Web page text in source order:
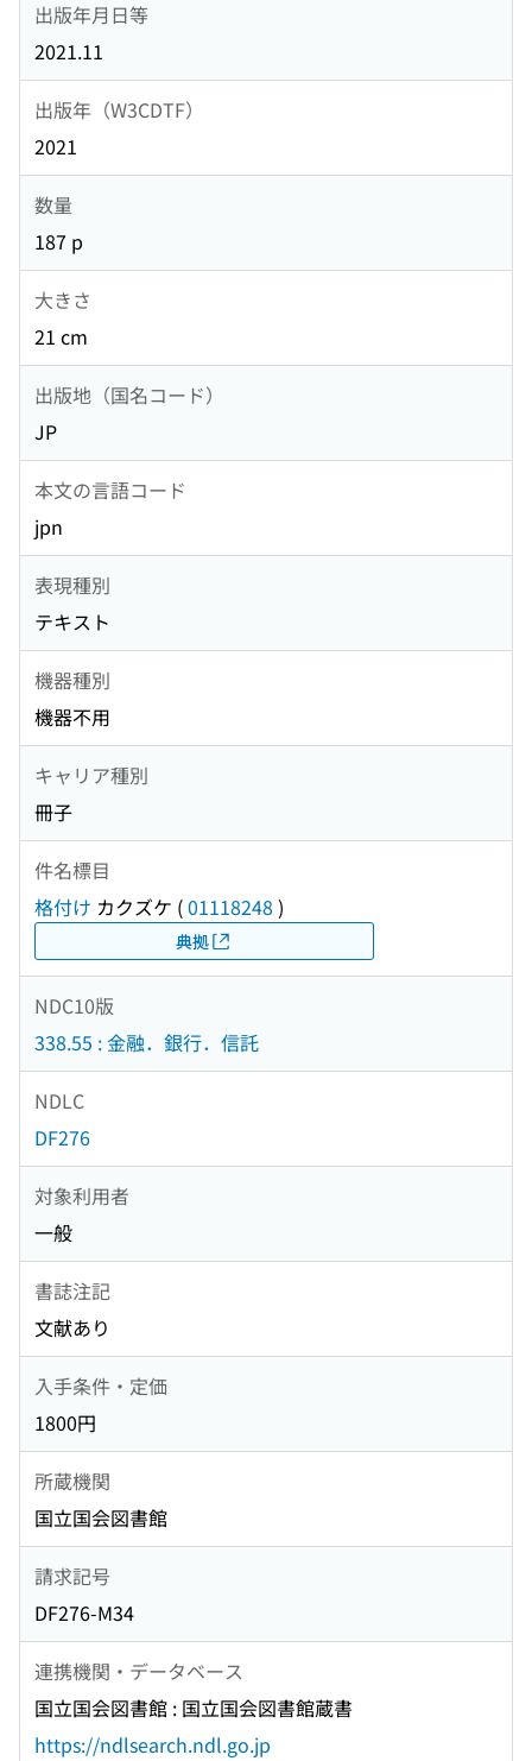
出版年月日等
2021.11
出版年（W3CDTF）
2021
数量
187 p
大きさ
21 cm
出版地（国名コード）
JP
本文の言語コード
jpn
表現種別
テキスト
機器種別
機器不用
キャリア種別
冊子
件名標目
格付け カクズケ (01118248 )
典拠
NDC10版
338.55 : 金融．銀行．信託
NDLC
DF276
対象利用者
一般
書誌注記
文献あり
入手条件・定価
1800円
所蔵機関
国立国会図書館
請求記号
DF276-M34
連携機関・データベース
国立国会図書館 : 国立国会図書館蔵書
https://ndlsearch.ndl.go.jp